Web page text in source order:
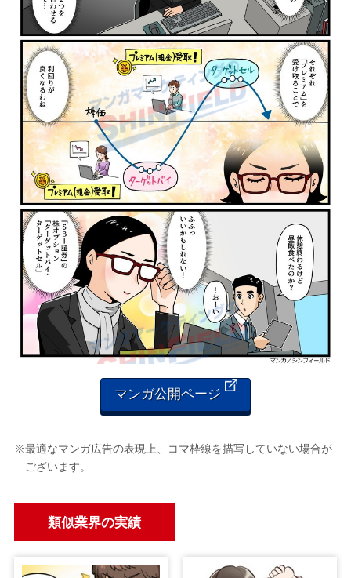
マンガ公開ページ
※最適なマンガ広告の表現上、コマ枠線を描写していない場合が
ございます。
類似業界の実績